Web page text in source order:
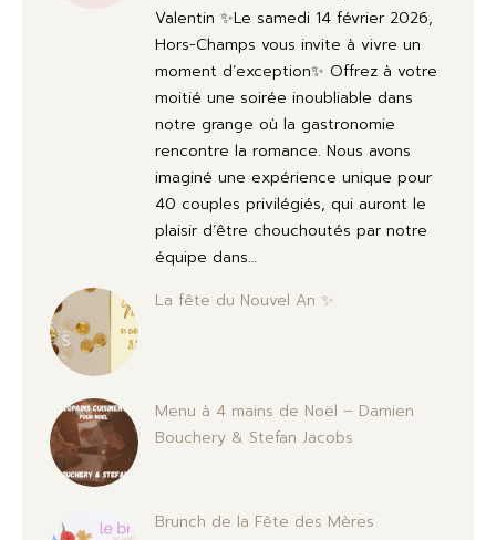
Valentin ✨Le samedi 14 février 2026,
Hors-Champs vous invite à vivre un
moment d’exception✨ Offrez à votre
moitié une soirée inoubliable dans
notre grange où la gastronomie
rencontre la romance. Nous avons
imaginé une expérience unique pour
40 couples privilégiés, qui auront le
plaisir d’être chouchoutés par notre
équipe dans…
La fête du Nouvel An ✨
Menu à 4 mains de Noël – Damien
Bouchery & Stefan Jacobs
Brunch de la Fête des Mères